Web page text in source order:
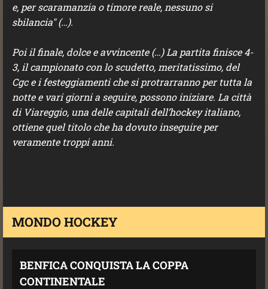
e, per scaramanzia o timore reale, nessuno si
sbilancia" (…).
Poi il finale, dolce e avvincente (…) La partita finisce 4-
3, il campionato con lo scudetto, meritatissimo, del
Cgc e i festeggiamenti che si protrarranno per tutta la
notte e vari giorni a seguire, possono iniziare. La città
di Viareggio, una delle capitali dell’hockey italiano,
ottiene quel titolo che ha dovuto inseguire per
veramente troppi anni.
MONDO HOCKEY
BENFICA CONQUISTA LA COPPA
CONTINENTALE